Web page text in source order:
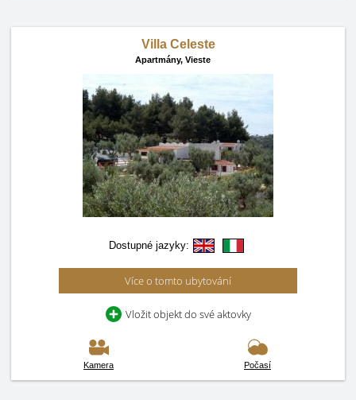
Villa Celeste
Apartmány, Vieste
Dostupné jazyky:
Více o tomto ubytování
Vložit objekt do své aktovky
Kamera Počasí